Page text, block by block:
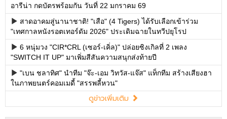
อารีน่า กดบัตรพร้อมกัน วันที่ 22 มกราคม 69
สาดอาคมสู่นานาชาติ! "เสือ" (4 Tigers) ได้รับเลือกเข้าร่วม
"เทศกาลหนังรอตเทอร์ดัม 2026" ประเดิมฉายในทวีปยุโรป
6 หนุ่มวง "CIR*CRL (เซอร์-เคิ่ล)" ปล่อยซิงเกิลที่ 2 เพลง
"SWITCH IT UP" มาเพิ่มสีสันความสนุกส่งท้ายปี
"เบน ชลาทิศ" นำทีม "จ๊ะ-เอม วิทวัส-แจ๊ส" แท็กทีม สร้างเสียงฮา
ในภาพยนตร์คอมเมดี้ "สรรพลี้หวน"
ดูข่าวเพิ่มเติม